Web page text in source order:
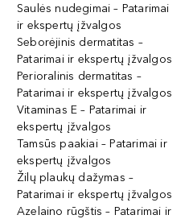
Saulės nudegimai – Patarimai
ir ekspertų įžvalgos
Seborėjinis dermatitas –
Patarimai ir ekspertų įžvalgos
Perioralinis dermatitas –
Patarimai ir ekspertų įžvalgos
Vitaminas E – Patarimai ir
ekspertų įžvalgos
Tamsūs paakiai – Patarimai ir
ekspertų įžvalgos
Žilų plaukų dažymas –
Patarimai ir ekspertų įžvalgos
Azelaino rūgštis – Patarimai ir